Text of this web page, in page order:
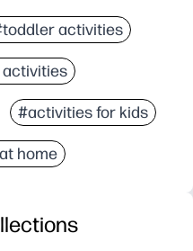
activities
#activities for kids
home